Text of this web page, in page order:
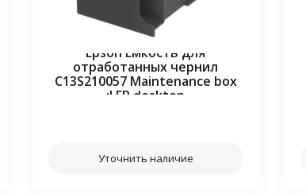
Epson Ёмкость для
отработанных чернил
C13S210057 Maintenance box
:LFP desktop
Уточнить наличие